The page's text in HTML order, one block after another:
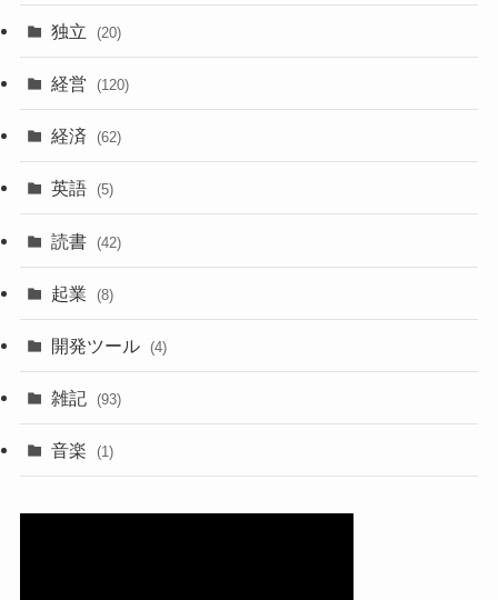
独立 (20)
経営 (120)
経済 (62)
英語 (5)
読書 (42)
起業 (8)
開発ツール (4)
雑記 (93)
音楽 (1)